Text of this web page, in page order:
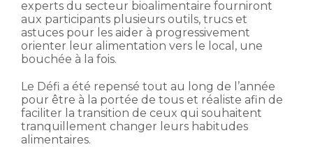
experts du secteur bioalimentaire fourniront
aux participants plusieurs outils, trucs et
astuces pour les aider à progressivement
orienter leur alimentation vers le local, une
bouchée à la fois.
Le Défi a été repensé tout au long de l’année
pour être à la portée de tous et réaliste afin de
faciliter la transition de ceux qui souhaitent
tranquillement changer leurs habitudes
alimentaires.